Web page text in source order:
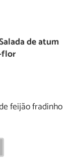
de atum
flor
feijão fradinho